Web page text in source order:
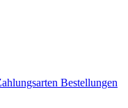
Bestellungen